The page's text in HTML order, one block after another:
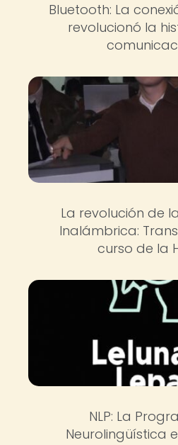
Bluetooth: La
revolucionó la
La revolución de
Inalámbrica:
curso de la
NLP: La
Neurolingüística